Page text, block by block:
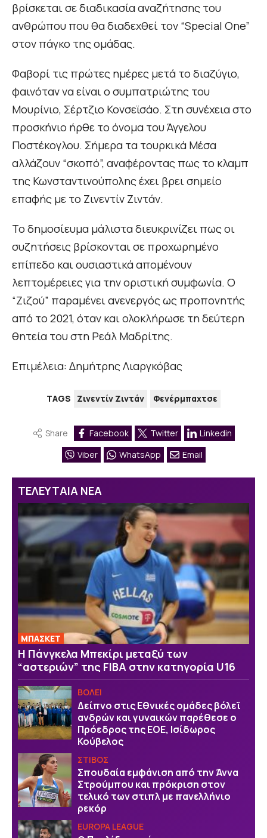
βρίσκεται σε διαδικασία αναζήτησης του
ανθρώπου που θα διαδεχθεί τον “Special One”
στον πάγκο της ομάδας.
Φαβορί τις πρώτες ημέρες μετά το διαζύγιο,
φαινόταν να είναι ο συμπατριώτης του
Μουρίνιο, Σέρτζιο Κονσεϊσάο. Στη συνέχεια στο
προσκήνιο ήρθε το όνομα του Άγγελου
Ποστέκογλου. Σήμερα τα τουρκικά Μέσα
αλλάζουν “σκοπό”, αναφέροντας πως το κλαμπ
της Κωνσταντινούπολης έχει βρει σημείο
επαφής με το Ζινεντίν Ζιντάν.
Το δημοσίευμα μάλιστα διευκρινίζει πως οι
συζητήσεις βρίσκονται σε προχωρημένο
επίπεδο και ουσιαστικά απομένουν
λεπτομέρειες για την οριστική συμφωνία. Ο
“Ζιζού” παραμένει ανενεργός ως προπονητής
από το 2021, όταν και ολοκλήρωσε τη δεύτερη
θητεία του στη Ρεάλ Μαδρίτης.
Επιμέλεια: Δημήτρης Λιαργκόβας
TAGS Ζινεντίν Ζιντάν Φενέρμπαχτσε
Share Facebook Twitter
Linkedin
Viber
WhatsApp Email
ΤΕΛΕΥΤΑΙΑ ΝΕΑ
ΜΠΑΣΚΕΤ
H Πάνγκελα Μπεκίρι μεταξύ των
“αστεριών” της FIBA στην κατηγορία U16
ΒOΛΕΙ
Δείπνο στις Εθνικές ομάδες βόλεϊ
ανδρών και γυναικών παρέθεσε ο
Πρόεδρος της ΕΟΕ, Ισίδωρος
Κούβελος
ΣΤΙΒΟΣ
Σπουδαία εμφάνιση από την Άννα
Στρούμπου και πρόκριση στον
τελικό των στιπλ με πανελλήνιο
ρεκόρ
EUROPA LEAGUE